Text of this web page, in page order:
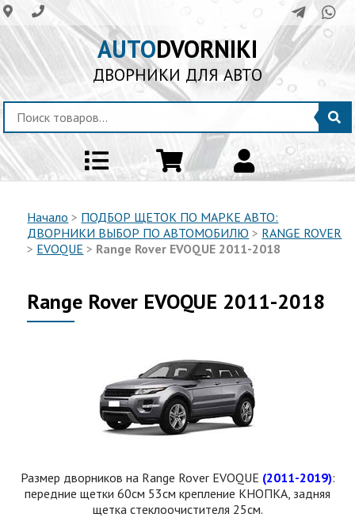
AUTODVORNIKI
ДВОРНИКИ ДЛЯ АВТО
Начало > ПОДБОР ЩЕТОК ПО МАРКЕ АВТО:
ДВОРНИКИ ВЫБОР ПО АВТОМОБИЛЮ > RANGE ROVER
> EVOQUE > Range Rover EVOQUE 2011-2018
Range Rover EVOQUE 2011-2018
Размер дворников на Range Rover EVOQUE (2011-2019):
передние щетки 60см 53см крепление КНОПКА, задняя
щетка стеклоочистителя 25см.